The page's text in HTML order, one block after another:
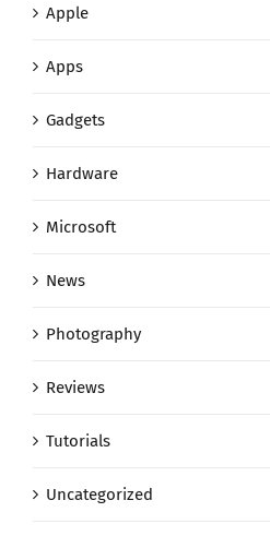
Apple
Apps
Gadgets
Hardware
Microsoft
News
Photography
Reviews
Tutorials
Uncategorized